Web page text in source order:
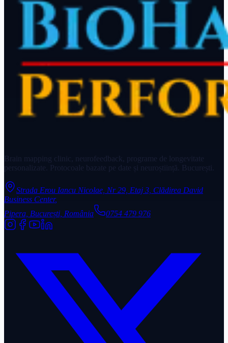
Brain mapping clinic, neurofeedback, programe de longevitate
personalizate. Protocoale bazate pe date și neuroștiință. București.
Strada Erou Iancu Nicolae, Nr 29, Etaj 3, Clădirea David
Business Center,
Pipera, București, România
0754 479 976